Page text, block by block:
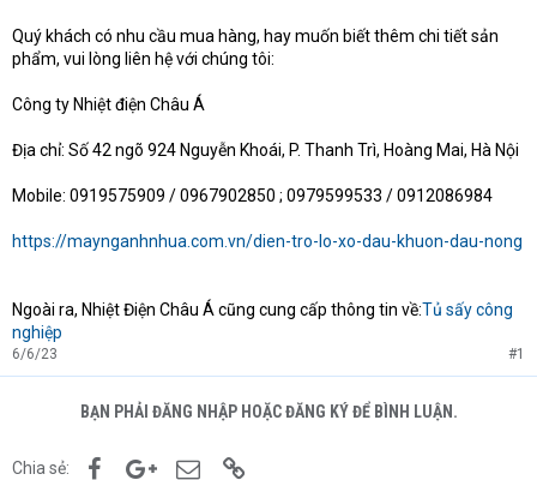
Quý khách có nhu cầu mua hàng, hay muốn biết thêm chi tiết sản
phẩm, vui lòng liên hệ với chúng tôi:
Công ty Nhiệt điện Châu Á
Địa chỉ: Số 42 ngõ 924 Nguyễn Khoái, P. Thanh Trì, Hoàng Mai, Hà Nội
Mobile: 0919575909 / 0967902850 ; 0979599533 / 0912086984
https://maynganhnhua.com.vn/dien-tro-lo-xo-dau-khuon-dau-nong
Ngoài ra, Nhiệt Điện Châu Á cũng cung cấp thông tin về:Tủ sấy công
nghiệp
6/6/23 #1
BẠN PHẢI ĐĂNG NHẬP HOẶC ĐĂNG KÝ ĐỂ BÌNH LUẬN.
Chia sẻ: FacebookGoogle+Email